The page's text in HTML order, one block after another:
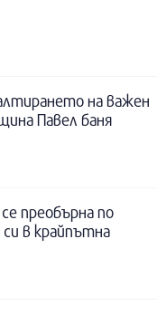
на важен
Павел баня
преобърна по
в крайпътна